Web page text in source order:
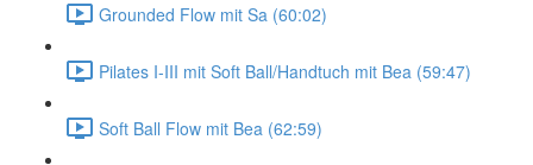
Grounded Flow mit Sa (60:02)
Pilates I-III mit Soft Ball/Handtuch mit Bea (59:47)
Soft Ball Flow mit Bea (62:59)